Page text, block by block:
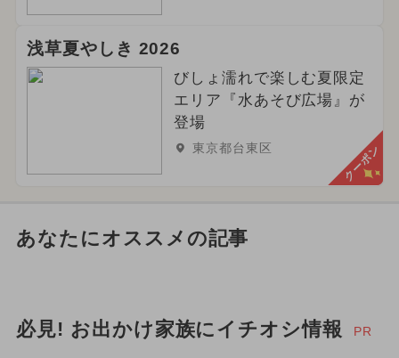
浅草夏やしき 2026
びしょ濡れで楽しむ夏限定
エリア『水あそび広場』が
登場
東京都台東区 クーポン
あなたにオススメの記事
必見! お出かけ家族にイチオシ情報 PR